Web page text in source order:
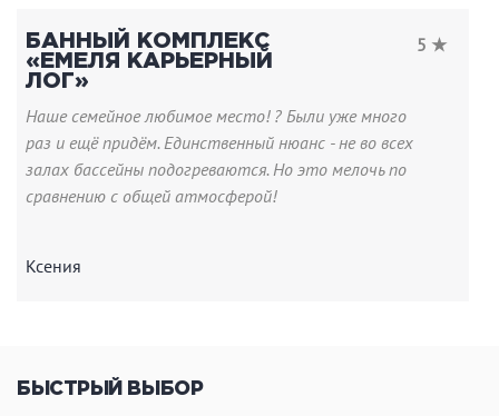
БАННЫЙ КОМПЛЕКС
«ЕМЕЛЯ КАРЬЕРНЫЙ
ЛОГ»
5 ★
Наше семейное любимое место! ? Были уже много
раз и ещё придём. Единственный нюанс - не во всех
залах бассейны подогреваются. Но это мелочь по
сравнению с общей атмосферой!
Ксения
БЫСТРЫЙ ВЫБОР